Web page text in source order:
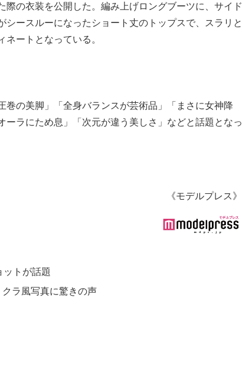
の衣装を公開した。編み上げロングブーツに、サイド
ースルーになったショート丈のトップスで、スラリと
ートとなっている。
の美脚」「全身バランスが芸術品」「まさに女神降
ラにため息」「次元が違う美しさ」などと話題となっ
《モデルプレス》
ットが話題
ラ風写真に驚きの声